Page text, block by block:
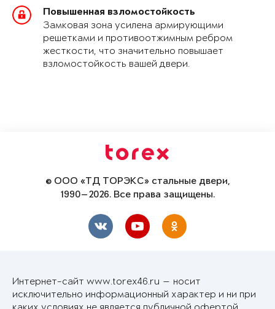
Повышенная взломостойкость
Замковая зона усилена армирующими
решетками и противоотжимным ребром
жесткости, что значительно повышает
взломостойкость вашей двери.
© ООО «ТД ТОРЭКС» стальные двери,
1990—2026. Все права защищены.
Интернет-сайт www.torex46.ru — носит
исключительно информационный характер и ни при